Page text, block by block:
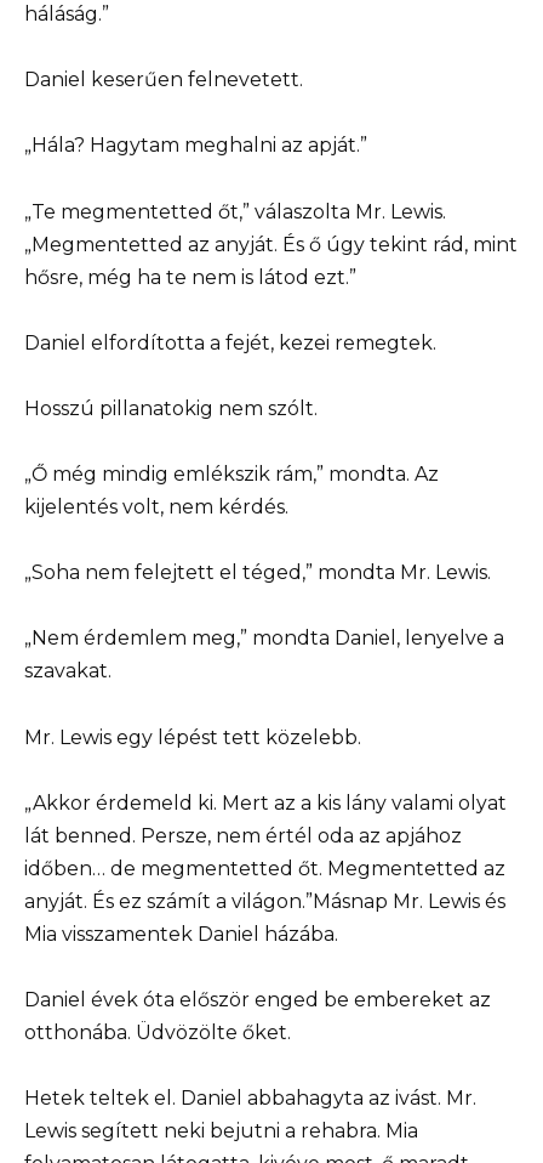
háláság.”
Daniel keserűen felnevetett.
„Hála? Hagytam meghalni az apját.”
„Te megmentetted őt,” válaszolta Mr. Lewis.
„Megmentetted az anyját. És ő úgy tekint rád, mint
hősre, még ha te nem is látod ezt.”
Daniel elfordította a fejét, kezei remegtek.
Hosszú pillanatokig nem szólt.
„Ő még mindig emlékszik rám,” mondta. Az
kijelentés volt, nem kérdés.
„Soha nem felejtett el téged,” mondta Mr. Lewis.
„Nem érdemlem meg,” mondta Daniel, lenyelve a
szavakat.
Mr. Lewis egy lépést tett közelebb.
„Akkor érdemeld ki. Mert az a kis lány valami olyat
lát benned. Persze, nem értél oda az apjához
időben… de megmentetted őt. Megmentetted az
anyját. És ez számít a világon.”Másnap Mr. Lewis és
Mia visszamentek Daniel házába.
Daniel évek óta először enged be embereket az
otthonába. Üdvözölte őket.
Hetek teltek el. Daniel abbahagyta az ivást. Mr.
Lewis segített neki bejutni a rehabra. Mia